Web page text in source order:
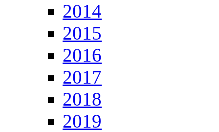
2014
2015
2016
2017
2018
2019